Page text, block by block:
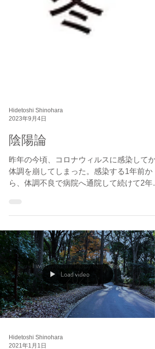
Hidetoshi Shinohara
2023年9月4日
陰陽論
昨年の今頃、コロナウィルスに感染してか
ある人に相談したところ、「漢方がいいの
は？」と言われ、青山にある漢方のサロン
行ってみた。月一回漢方を調合してもら...
Load video